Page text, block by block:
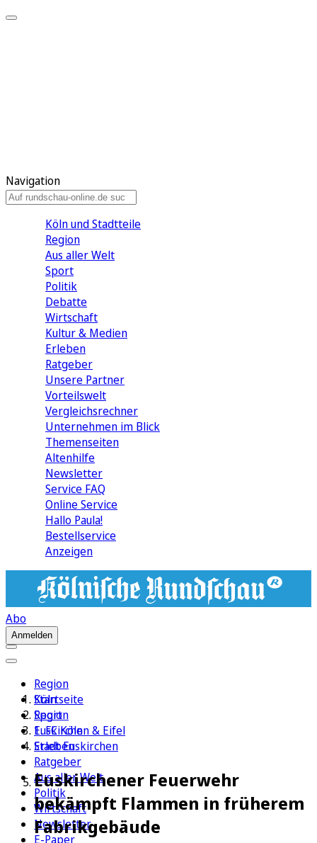
Navigation
Köln und Stadtteile
Region
Aus aller Welt
Sport
Politik
Debatte
Wirtschaft
Kultur & Medien
Erleben
Ratgeber
Unsere Partner
Vorteilswelt
Vergleichsrechner
Unternehmen im Blick
Themenseiten
Altenhilfe
Newsletter
Service FAQ
Online Service
Hallo Paula!
Bestellservice
Anzeigen
Abo
Anmelden
Region
Köln
Sport
1. FC Köln
Erleben
Ratgeber
Aus aller Welt
Politik
Wirtschaft
Newsletter
E-Paper
Startseite
Region
Euskirchen & Eifel
Stadt Euskirchen
Euskirchener Feuerwehr
bekämpft Flammen in früherem
Fabrikgebäude